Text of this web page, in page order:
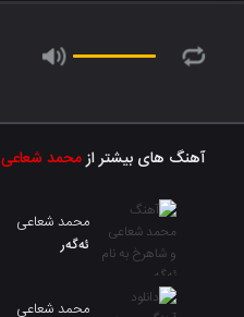
آهنگ های بیشتر ازمحمد شعاعی
محمد شعاعی
ئەگەر
محمد شعاعی